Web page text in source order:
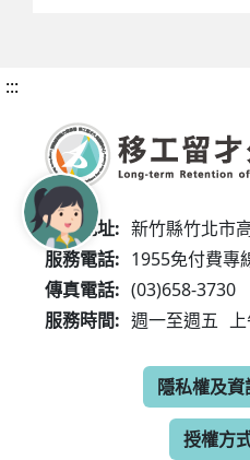
:::
服務地址: 新竹縣竹北市
服務電話: 1955免付費專
傳真電話: (03)658-3730
服務時間: 週一至週五
隱私權及
授權方